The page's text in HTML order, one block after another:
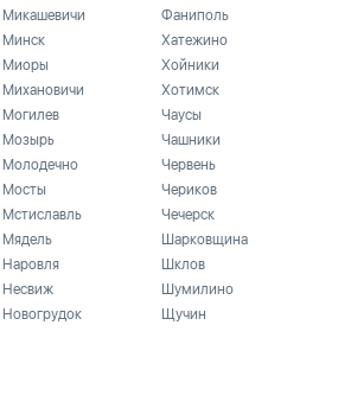
Микашевичи
Минск
Миоры
Михановичи
Могилев
Мозырь
Молодечно
Мосты
Мстиславль
Мядель
Наровля
Несвиж
Новогрудок
Фаниполь
Хатежино
Хойники
Хотимск
Чаусы
Чашники
Червень
Чериков
Чечерск
Шарковщина
Шклов
Шумилино
Щучин